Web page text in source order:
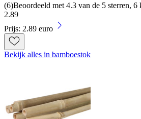
(6)Beoordeeld met 4.3 van de 5 sterren, 6
2.89
Prijs: 2.89 euro
Bekijk alles in bamboestok